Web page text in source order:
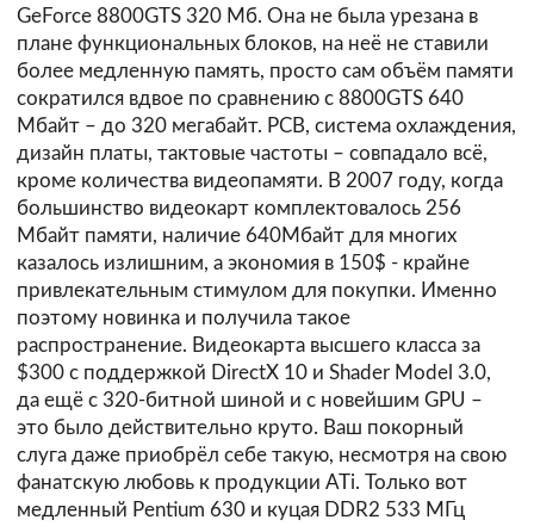
GeForce 8800GTS 320 Мб. Она не была урезана в
плане функциональных блоков, на неё не ставили
более медленную память, просто сам объём памяти
сократился вдвое по сравнению с 8800GTS 640
Мбайт – до 320 мегабайт. PCB, система охлаждения,
дизайн платы, тактовые частоты – совпадало всё,
кроме количества видеопамяти. В 2007 году, когда
большинство видеокарт комплектовалось 256
Мбайт памяти, наличие 640Мбайт для многих
казалось излишним, а экономия в 150$ - крайне
привлекательным стимулом для покупки. Именно
поэтому новинка и получила такое
распространение. Видеокарта высшего класса за
$300 с поддержкой DirectX 10 и Shader Model 3.0,
да ещё с 320-битной шиной и с новейшим GPU –
это было действительно круто. Ваш покорный
слуга даже приобрёл себе такую, несмотря на свою
фанатскую любовь к продукции ATi. Только вот
медленный Pentium 630 и куцая DDR2 533 МГц